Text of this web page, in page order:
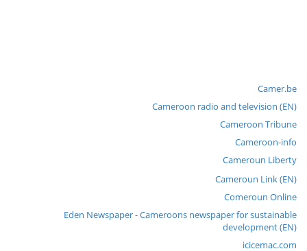
Camer.be
Cameroon radio and television (EN)
Cameroon Tribune
Cameroon-info
Cameroun Liberty
Cameroun Link (EN)
Comeroun Online
Eden Newspaper - Cameroons newspaper for sustainable
development (EN)
icicemac.com